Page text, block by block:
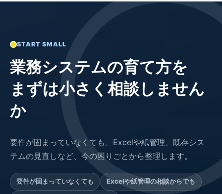
START SMALL
業務システムの育て方を
まずは小さく相談しません
か
要件が固まっていなくても、Excelや紙管理、既存シス
テムの見直しなど、今の困りごとから整理します。
要件が固まっていなくても Excelや紙管理の相談からでも